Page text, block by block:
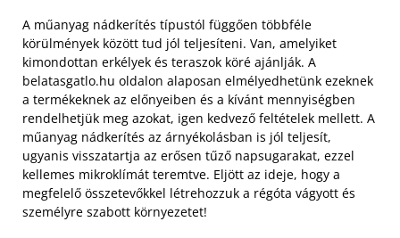
A műanyag nádkerítés típustól függően többféle
körülmények között tud jól teljesíteni. Van, amelyiket
kimondottan erkélyek és teraszok köré ajánlják. A
belatasgatlo.hu oldalon alaposan elmélyedhetünk ezeknek
a termékeknek az előnyeiben és a kívánt mennyiségben
rendelhetjük meg azokat, igen kedvező feltételek mellett. A
műanyag nádkerítés az árnyékolásban is jól teljesít,
ugyanis visszatartja az erősen tűző napsugarakat, ezzel
kellemes mikroklímát teremtve. Eljött az ideje, hogy a
megfelelő összetevőkkel létrehozzuk a régóta vágyott és
személyre szabott környezetet!